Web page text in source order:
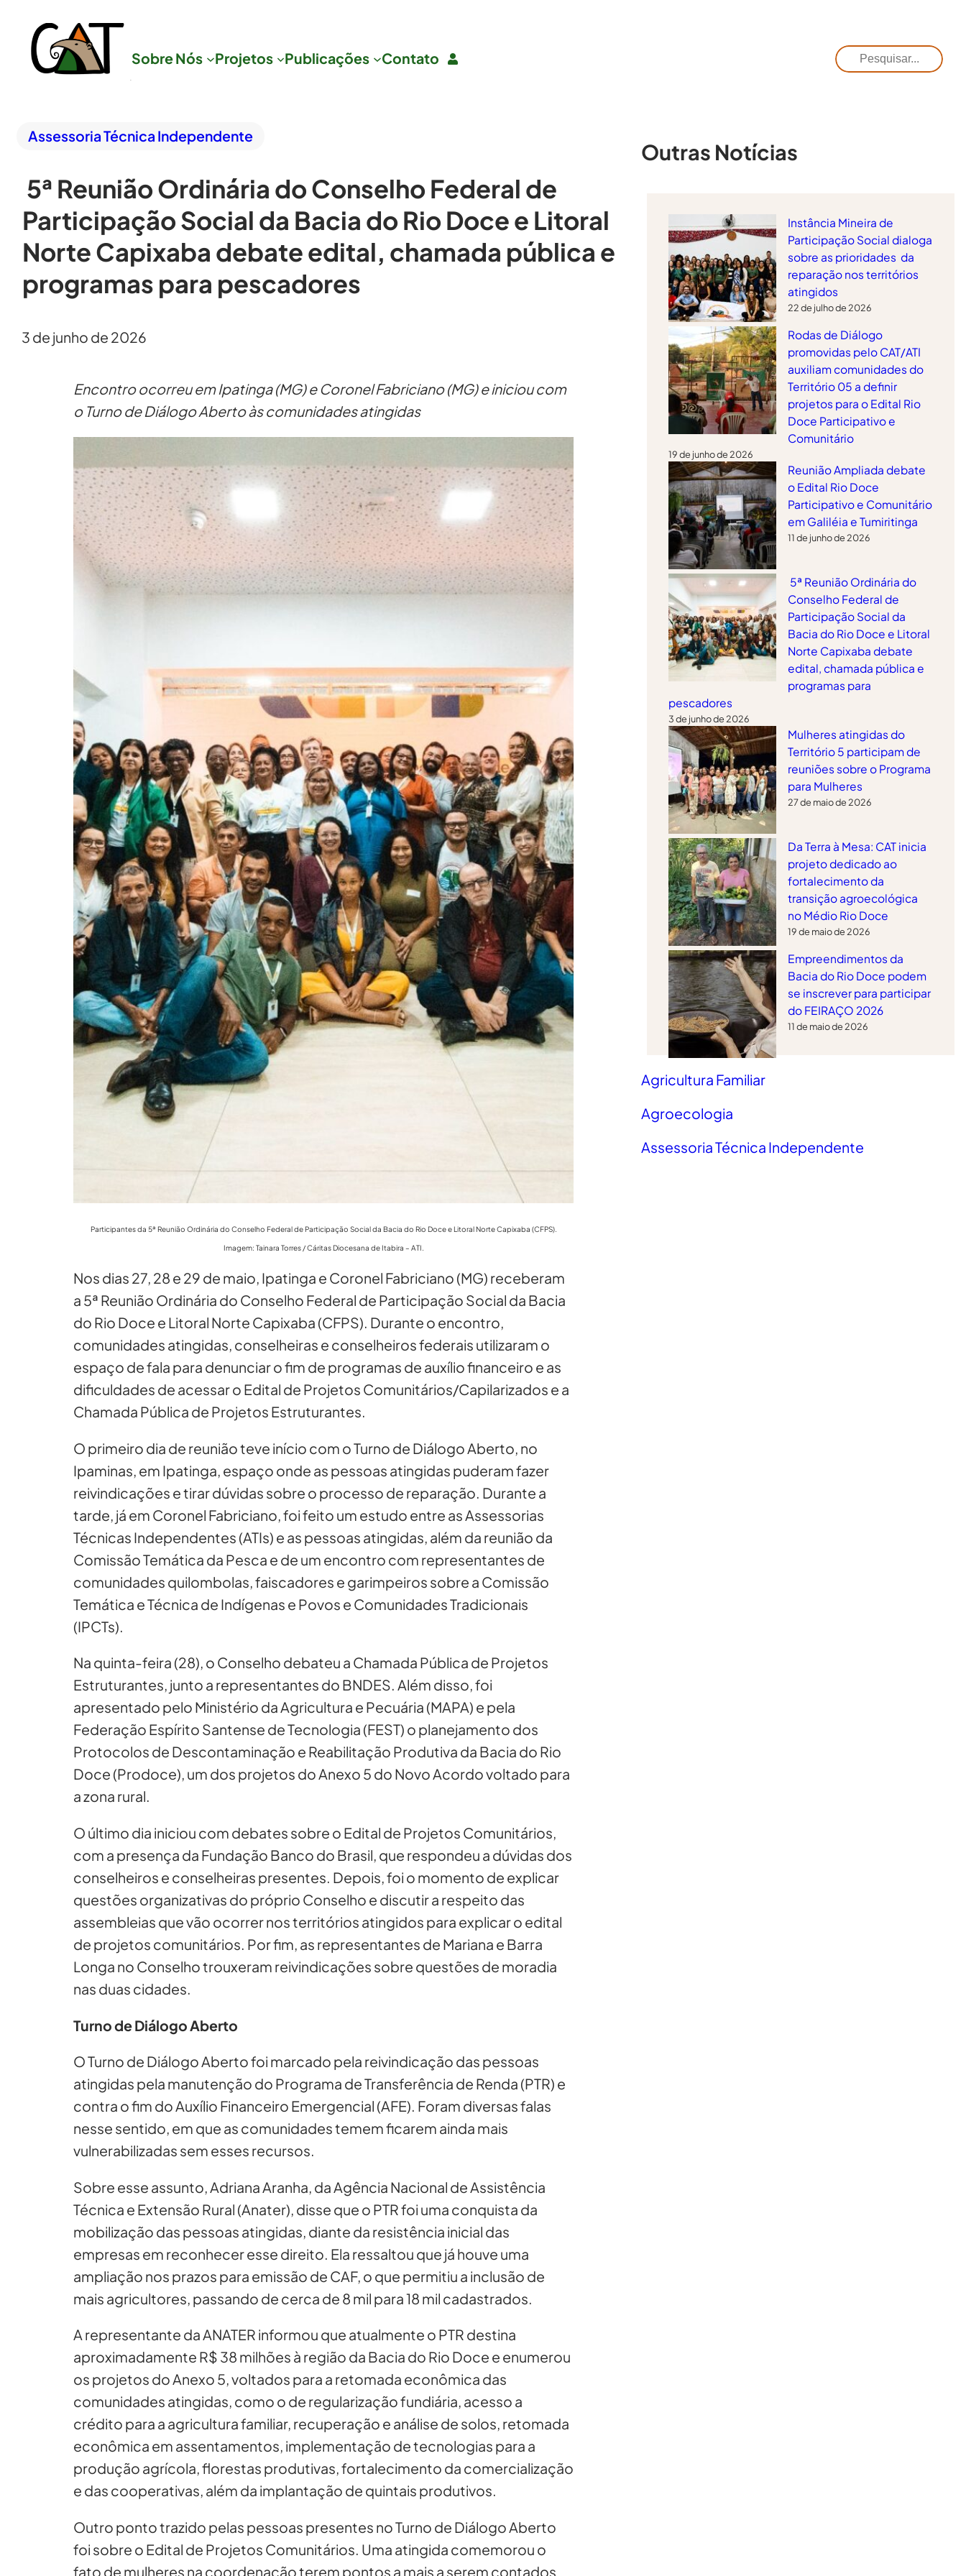
Sobre Nós Projetos Publicações Contato Pesquisar
Assessoria Técnica Independente
5ª Reunião Ordinária do Conselho Federal de
Participação Social da Bacia do Rio Doce e Litoral
Norte Capixaba debate edital, chamada pública e
programas para pescadores
3 de junho de 2026
Encontro ocorreu em Ipatinga (MG) e Coronel Fabriciano (MG) e iniciou com
o Turno de Diálogo Aberto às comunidades atingidas
Participantes da 5ª Reunião Ordinária do Conselho Federal de Participação Social da Bacia do Rio Doce e Litoral Norte Capixaba (CFPS).
Imagem: Tainara Torres / Cáritas Diocesana de Itabira – ATI.
Nos dias 27, 28 e 29 de maio, Ipatinga e Coronel Fabriciano (MG) receberam
a 5ª Reunião Ordinária do Conselho Federal de Participação Social da Bacia
do Rio Doce e Litoral Norte Capixaba (CFPS). Durante o encontro,
comunidades atingidas, conselheiras e conselheiros federais utilizaram o
espaço de fala para denunciar o fim de programas de auxílio financeiro e as
dificuldades de acessar o Edital de Projetos Comunitários/Capilarizados e a
Chamada Pública de Projetos Estruturantes.
O primeiro dia de reunião teve início com o Turno de Diálogo Aberto, no
Ipaminas, em Ipatinga, espaço onde as pessoas atingidas puderam fazer
reivindicações e tirar dúvidas sobre o processo de reparação. Durante a
tarde, já em Coronel Fabriciano, foi feito um estudo entre as Assessorias
Técnicas Independentes (ATIs) e as pessoas atingidas, além da reunião da
Comissão Temática da Pesca e de um encontro com representantes de
comunidades quilombolas, faiscadores e garimpeiros sobre a Comissão
Temática e Técnica de Indígenas e Povos e Comunidades Tradicionais
(IPCTs).
Na quinta-feira (28), o Conselho debateu a Chamada Pública de Projetos
Estruturantes, junto a representantes do BNDES. Além disso, foi
apresentado pelo Ministério da Agricultura e Pecuária (MAPA) e pela
Federação Espírito Santense de Tecnologia (FEST) o planejamento dos
Protocolos de Descontaminação e Reabilitação Produtiva da Bacia do Rio
Doce (Prodoce), um dos projetos do Anexo 5 do Novo Acordo voltado para
a zona rural.
O último dia iniciou com debates sobre o Edital de Projetos Comunitários,
com a presença da Fundação Banco do Brasil, que respondeu a dúvidas dos
conselheiros e conselheiras presentes. Depois, foi o momento de explicar
questões organizativas do próprio Conselho e discutir a respeito das
assembleias que vão ocorrer nos territórios atingidos para explicar o edital
de projetos comunitários. Por fim, as representantes de Mariana e Barra
Longa no Conselho trouxeram reivindicações sobre questões de moradia
nas duas cidades.
Turno de Diálogo Aberto
O Turno de Diálogo Aberto foi marcado pela reivindicação das pessoas
atingidas pela manutenção do Programa de Transferência de Renda (PTR) e
contra o fim do Auxílio Financeiro Emergencial (AFE). Foram diversas falas
nesse sentido, em que as comunidades temem ficarem ainda mais
vulnerabilizadas sem esses recursos.
Sobre esse assunto, Adriana Aranha, da Agência Nacional de Assistência
Técnica e Extensão Rural (Anater), disse que o PTR foi uma conquista da
mobilização das pessoas atingidas, diante da resistência inicial das
empresas em reconhecer esse direito. Ela ressaltou que já houve uma
ampliação nos prazos para emissão de CAF, o que permitiu a inclusão de
mais agricultores, passando de cerca de 8 mil para 18 mil cadastrados.
A representante da ANATER informou que atualmente o PTR destina
aproximadamente R$ 38 milhões à região da Bacia do Rio Doce e enumerou
os projetos do Anexo 5, voltados para a retomada econômica das
comunidades atingidas, como o de regularização fundiária, acesso a
crédito para a agricultura familiar, recuperação e análise de solos, retomada
econômica em assentamentos, implementação de tecnologias para a
produção agrícola, florestas produtivas, fortalecimento da comercialização
e das cooperativas, além da implantação de quintais produtivos.
Outro ponto trazido pelas pessoas presentes no Turno de Diálogo Aberto
foi sobre o Edital de Projetos Comunitários. Uma atingida comemorou o
fato de mulheres na coordenação terem pontos a mais a serem contados
Outras Notícias
Instância Mineira de
Participação Social dialoga
sobre as prioridades da
reparação nos territórios
atingidos
22 de julho de 2026
Rodas de Diálogo
promovidas pelo CAT/ATI
auxiliam comunidades do
Território 05 a definir
projetos para o Edital Rio
Doce Participativo e
Comunitário
19 de junho de 2026
Reunião Ampliada debate
o Edital Rio Doce
Participativo e Comunitário
em Galiléia e Tumiritinga
11 de junho de 2026
5ª Reunião Ordinária do
Conselho Federal de
Participação Social da
Bacia do Rio Doce e Litoral
Norte Capixaba debate
edital, chamada pública e
programas para
pescadores
3 de junho de 2026
Mulheres atingidas do
Território 5 participam de
reuniões sobre o Programa
para Mulheres
27 de maio de 2026
Da Terra à Mesa: CAT inicia
projeto dedicado ao
fortalecimento da
transição agroecológica
no Médio Rio Doce
19 de maio de 2026
Empreendimentos da
Bacia do Rio Doce podem
se inscrever para participar
do FEIRAÇO 2026
11 de maio de 2026
Agricultura Familiar
Agroecologia
Assessoria Técnica Independente